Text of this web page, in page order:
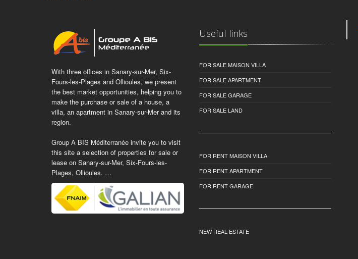
With three offices in Sanary-sur-Mer, Six-
Fours-les-Plages and Ollioules, we present
the best market opportunities, helping you to
make the purchase or sale of a house, a
villa, an apartment in Sanary-sur-Mer and its
region.
Group A BIS Méditerranée invite you to visit
this site a selection of properties for sale or
lease on Sanary-sur-Mer, Six-Fours-les-
Plages, Ollioules. …
Useful links
FOR SALE MAISON VILLA
FOR SALE APARTMENT
FOR SALE GARAGE
FOR SALE LAND
FOR RENT MAISON VILLA
FOR RENT APARTMENT
FOR RENT GARAGE
NEW REAL ESTATE